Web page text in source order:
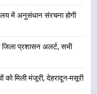
बोले- युवाओं को रोजगार
सर्वोच्च प्राथमिकता, आने
में अनुसंधान संरचना होगी
जिला प्रशासन अलर्ट, सभी
को मिली मंजूरी, देहरादून-मसूरी